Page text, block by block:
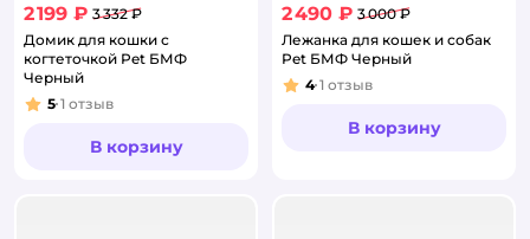
2 199 ₽ 3 332 ₽
Домик для кошки с
когтеточкой Pet БМФ
Черный
Рейтинг:
5 1 отзыв
В корзину
2 490 ₽ 3 000 ₽
Лежанка для кошек и собак
Pet БМФ Черный
Рейтинг:
4 1 отзыв
В корзину